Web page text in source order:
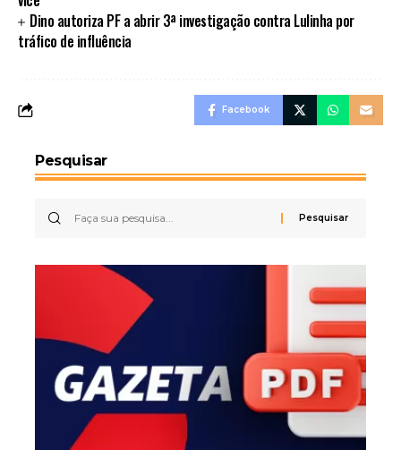
Dino autoriza PF a abrir 3ª investigação contra Lulinha por
tráfico de influência
Facebook
Pesquisar